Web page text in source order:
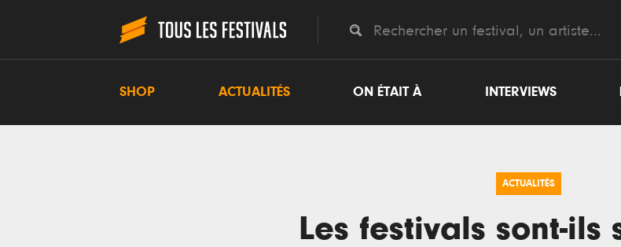
SHOP ACTUALITÉS ON ÉTAIT À INTERVIEWS
ACTUALITÉS
Les festivals sont-ils